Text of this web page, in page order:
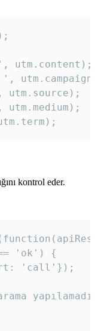
utm.content);
',
utm.source);
kontrol eder.
'ok') {
'call'});